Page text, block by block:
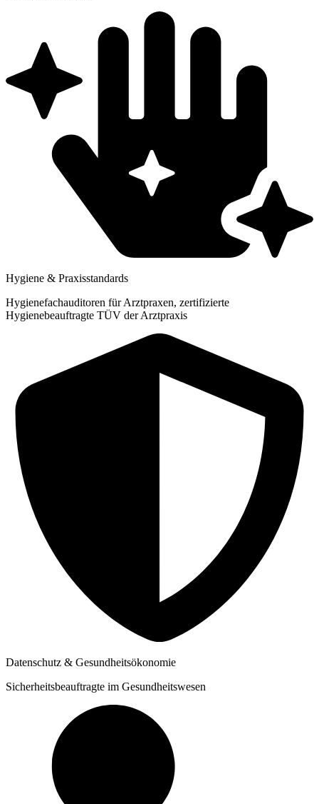
Hygiene & Praxisstandards
Hygienefachauditoren für Arztpraxen, zertifizierte
Hygienebeauftragte TÜV der Arztpraxis
Datenschutz & Gesundheitsökonomie
Sicherheitsbeauftragte im Gesundheitswesen